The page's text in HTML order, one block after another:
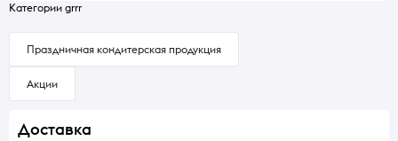
Категории grrr
Праздничная кондитерская продукция
Акции
Доставка